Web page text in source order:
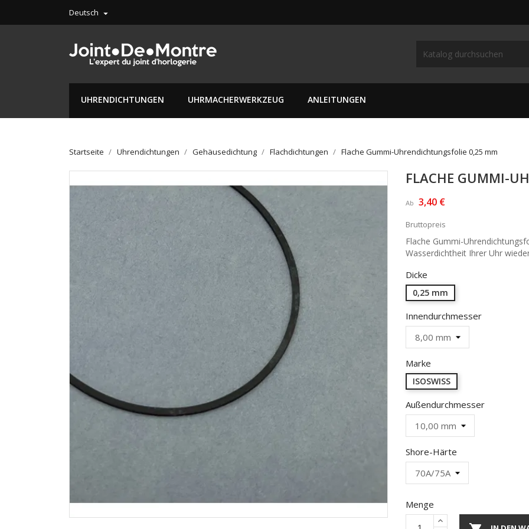
Deutsch 
UHRENDICHTUNGEN UHRMACHERWERKZEUG ANLEITUNGEN
Startseite Uhrendichtungen Gehäusedichtung Flachdichtungen Flache Gummi-Uhrendichtungsfolie 0,25 mm
FLACHE GUMMI-
Ab 3,40 €
Bruttopreis
Flache Gummi-
Wasserdichtheit Ihrer Uhr
Dicke
0,25 mm
Innendurchmesser
Marke
ISOSWISS
Außendurchmesser
Shore-Härte
Menge